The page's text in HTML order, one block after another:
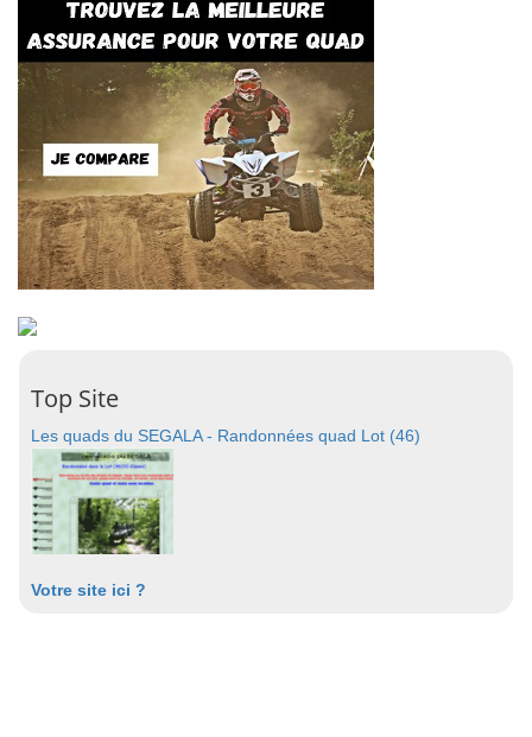
Top Site
Les quads du SEGALA - Randonnées quad Lot (46)
Votre site ici ?